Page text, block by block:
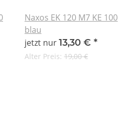
Naxos EK 120 M7 KE 100
blau
jetzt nur13,30 € *
Alter Preis: 19,00 €